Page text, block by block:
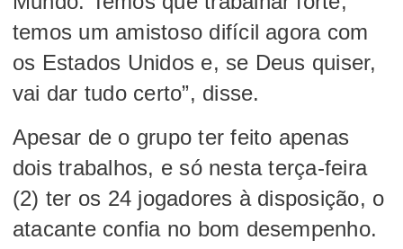
temos um amistoso difícil agora com
os Estados Unidos e, se Deus quiser,
vai dar tudo certo”, disse.
Apesar de o grupo ter feito apenas
dois trabalhos, e só nesta terça-feira
(2) ter os 24 jogadores à disposição, o
atacante confia no bom desempenho.